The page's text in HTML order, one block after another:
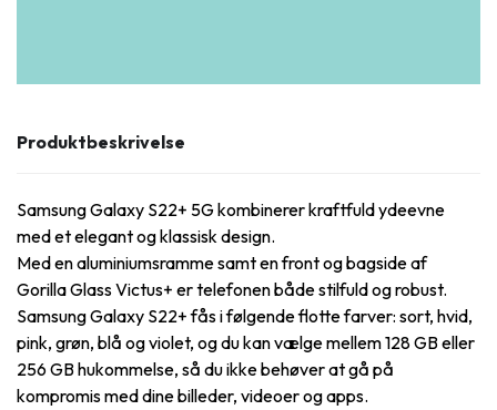
Produktbeskrivelse
Samsung Galaxy S22+ 5G kombinerer kraftfuld ydeevne
med et elegant og klassisk design.
Med en aluminiumsramme samt en front og bagside af
Gorilla Glass Victus+ er telefonen både stilfuld og robust.
Samsung Galaxy S22+ fås i følgende flotte farver: sort, hvid,
pink, grøn, blå og violet, og du kan vælge mellem 128 GB eller
256 GB hukommelse, så du ikke behøver at gå på
kompromis med dine billeder, videoer og apps.